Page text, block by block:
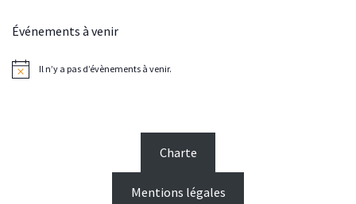
Événements à venir
Il n’y a pas d’évènements à venir.
Charte
Mentions légales